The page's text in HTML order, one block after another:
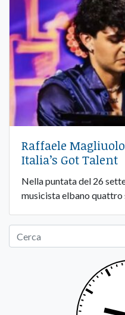
Raffaele
Italia’s Got Talent
Nella puntata del 26
musicista elbano quattro